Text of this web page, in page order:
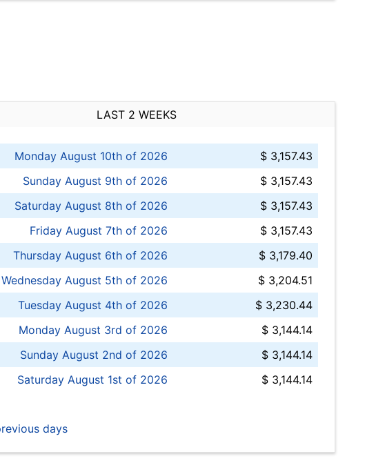
LAST 2 WEEKS
Monday August 10th of 2026
$ 3,157.43
Sunday August 9th of 2026
$ 3,157.43
Saturday August 8th of 2026
$ 3,157.43
Friday August 7th of 2026
$ 3,157.43
Thursday August 6th of 2026
$ 3,179.40
Wednesday August 5th of 2026
$ 3,204.51
Tuesday August 4th of 2026
$ 3,230.44
Monday August 3rd of 2026
$ 3,144.14
Sunday August 2nd of 2026
$ 3,144.14
Saturday August 1st of 2026
$ 3,144.14
days